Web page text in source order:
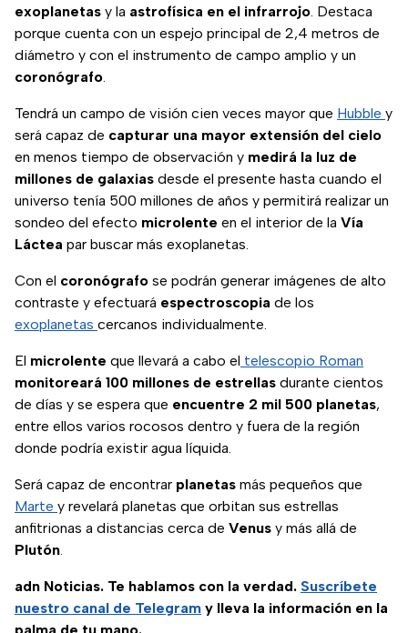
exoplanetas y la astrofísica en el infrarrojo. Destaca
porque cuenta con un espejo principal de 2,4 metros de
diámetro y con el instrumento de campo amplio y un
coronógrafo.
Tendrá un campo de visión cien veces mayor que Hubble y
será capaz de capturar una mayor extensión del cielo
en menos tiempo de observación y medirá la luz de
millones de galaxias desde el presente hasta cuando el
universo tenía 500 millones de años y permitirá realizar un
sondeo del efecto microlente en el interior de la Vía
Láctea par buscar más exoplanetas.
Con el coronógrafo se podrán generar imágenes de alto
contraste y efectuará espectroscopia de los
exoplanetas cercanos individualmente.
El microlente que llevará a cabo el telescopio Roman
monitoreará 100 millones de estrellas durante cientos
de días y se espera que encuentre 2 mil 500 planetas,
entre ellos varios rocosos dentro y fuera de la región
donde podría existir agua líquida.
Será capaz de encontrar planetas más pequeños que
Marte y revelará planetas que orbitan sus estrellas
anfitrionas a distancias cerca de Venus y más allá de
Plutón.
adn Noticias. Te hablamos con la verdad. Suscríbete
nuestro canal de Telegram y lleva la información en la